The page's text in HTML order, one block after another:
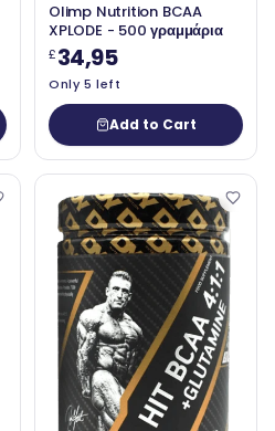
Olimp Nutrition BCAA
XPLODE - 500 γραμμάρια
£34,95
Only 5 left
Add to Cart